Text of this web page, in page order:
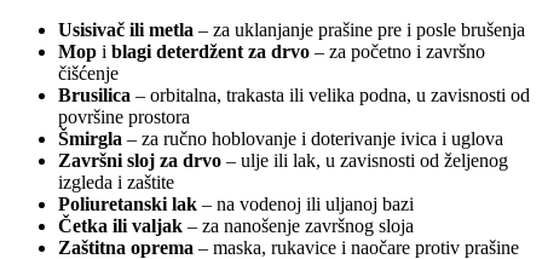
Usisivač ili metla – za uklanjanje prašine pre i posle brušenja
Mop i blagi deterdžent za drvo – za početno i završno
čišćenje
Brusilica – orbitalna, trakasta ili velika podna, u zavisnosti od
površine prostora
Šmirgla – za ručno hoblovanje i doterivanje ivica i uglova
Završni sloj za drvo – ulje ili lak, u zavisnosti od željenog
izgleda i zaštite
Poliuretanski lak – na vodenoj ili uljanoj bazi
Četka ili valjak – za nanošenje završnog sloja
Zaštitna oprema – maska, rukavice i naočare protiv prašine